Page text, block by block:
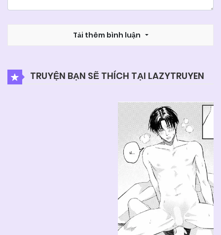
Tải thêm bình luận
TRUYỆN BẠN SẼ THÍCH TẠI LAZYTRUYEN